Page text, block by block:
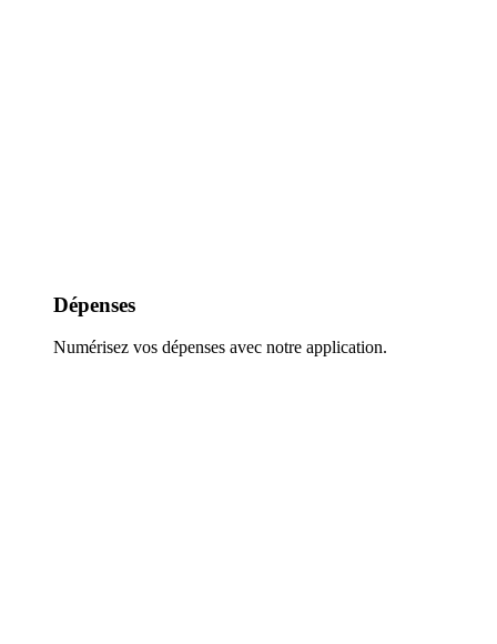
Dépenses
Numérisez vos dépenses avec notre application.